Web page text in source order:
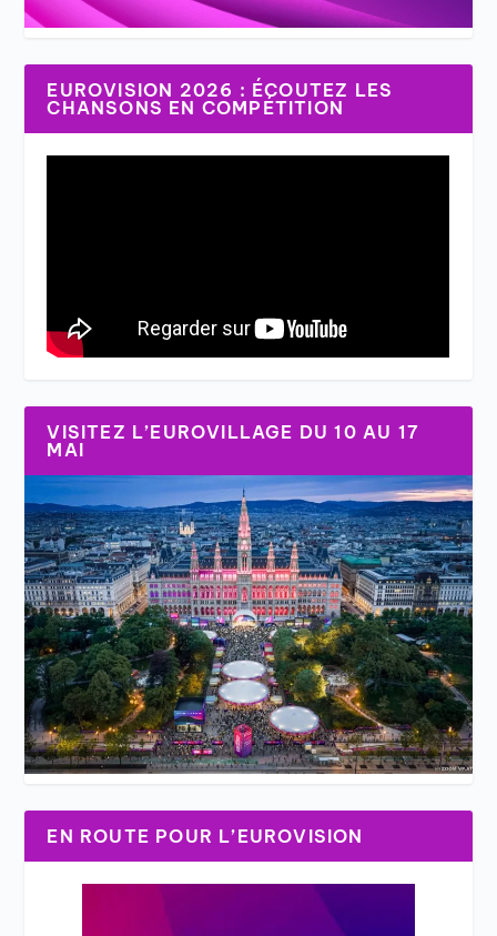
EUROVISION 2026 : ÉCOUTEZ LES
CHANSONS EN COMPÉTITION
VISITEZ L’EUROVILLAGE DU 10 AU 17
MAI
EN ROUTE POUR L’EUROVISION